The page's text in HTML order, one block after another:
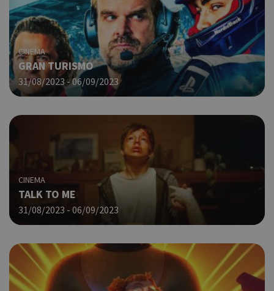
CINEMA
GRAN TURISMO
31/08/2023 - 06/09/2023
CINEMA
TALK TO ME
31/08/2023 - 06/09/2023